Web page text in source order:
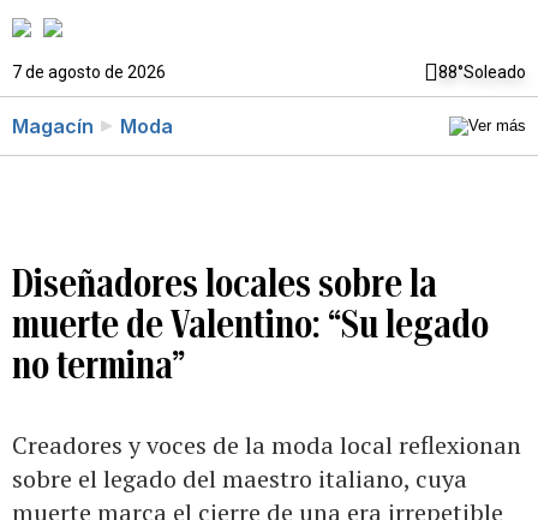
7 de agosto de 2026 88°Soleado
Magacín Moda
Diseñadores locales sobre la
muerte de Valentino: “Su legado
no termina”
Creadores y voces de la moda local reflexionan
sobre el legado del maestro italiano, cuya
muerte marca el cierre de una era irrepetible